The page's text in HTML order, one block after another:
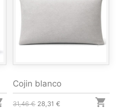
Cojin blanco
31,46 € 28,31 € 